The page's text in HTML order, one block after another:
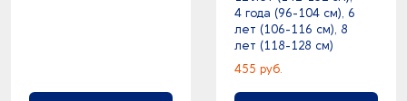
4 года (96-104 см), 6
лет (106-116 см), 8
лет (118-128 см)
455 руб.